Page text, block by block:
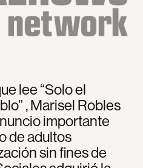
lee “Solo el
, Marisel Robles
importante
de adultos
sin fines de